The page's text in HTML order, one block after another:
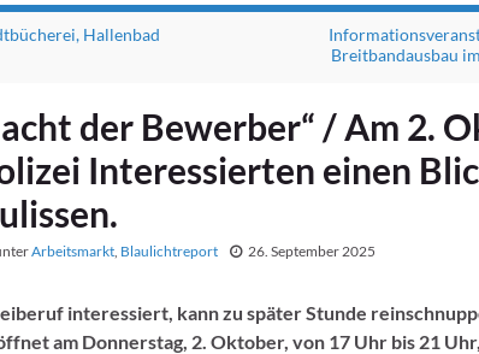
Hallenbad
Breitbandausbau
der Bewerber“ / Am 2.
Interessierten einen
Arbeitsmarkt, Blaulichtreport 26. September 2025
interessiert, kann zu später Stunde
am Donnerstag, 2. Oktober, von 17 Uhr bis 21